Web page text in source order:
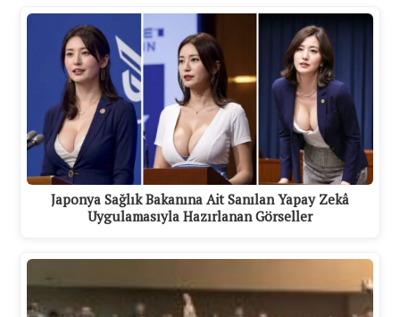
Japonya Sağlık Bakanına Ait Sanılan Yapay Zekâ
Uygulamasıyla Hazırlanan Görseller